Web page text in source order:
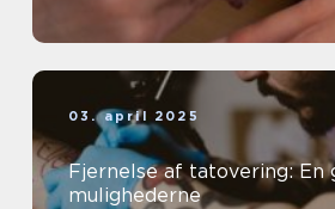
03. april 2025
Fjernelse af tatovering: En
mulighederne